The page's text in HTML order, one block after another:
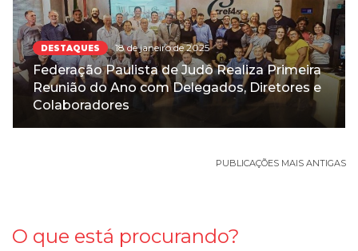
DESTAQUES 18 de janeiro de 2025
Federação Paulista de Judô Realiza Primeira
Reunião do Ano com Delegados, Diretores e
Colaboradores
PUBLICAÇÕES MAIS ANTIGAS
O que está procurando?